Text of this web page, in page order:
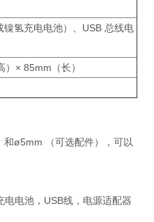
氢充电电池）、USB 总线电
× 85mm（长）
（可选配件），可以
电电池，USB线，电源适配器